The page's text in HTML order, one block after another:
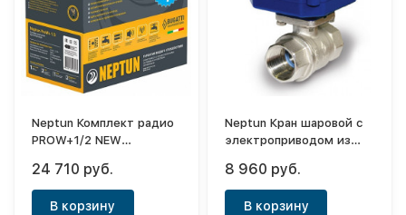
Neptun Комплект радио
PROW+1/2 NEW
с эл.прив.12В.2шт)
24 710 руб.
В корзину
Neptun Кран шаровой с
электроприводом из
220В
8 960 руб.
В корзину